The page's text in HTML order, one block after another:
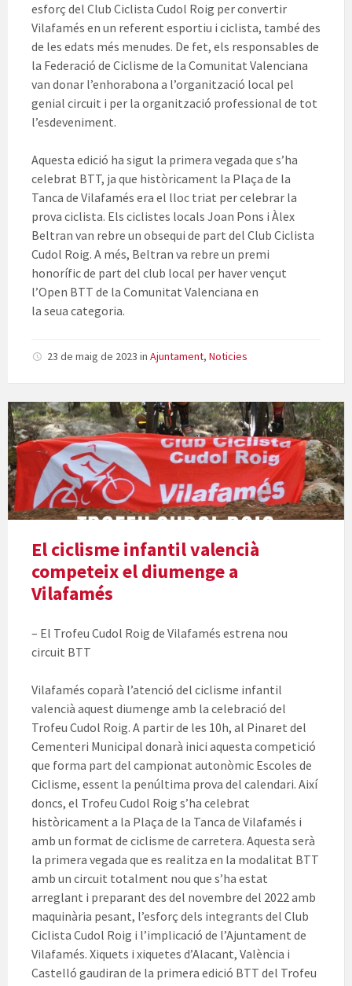
esforç del Club Ciclista Cudol Roig per convertir
Vilafamés en un referent esportiu i ciclista, també des
de les edats més menudes. De fet, els responsables de
la Federació de Ciclisme de la Comunitat Valenciana
van donar l’enhorabona a l’organització local pel
genial circuit i per la organització professional de tot
l’esdeveniment.
Aquesta edició ha sigut la primera vegada que s’ha
celebrat BTT, ja que històricament la Plaça de la
Tanca de Vilafamés era el lloc triat per celebrar la
prova ciclista. Els ciclistes locals Joan Pons i Àlex
Beltran van rebre un obsequi de part del Club Ciclista
Cudol Roig. A més, Beltran va rebre un premi
honorífic de part del club local per haver vençut
l’Open BTT de la Comunitat Valenciana en
la seua categoria.
23 de maig de 2023 in Ajuntament, Noticies
El ciclisme infantil valencià
competeix el diumenge a
Vilafamés
– El Trofeu Cudol Roig de Vilafamés estrena nou
circuit BTT
Vilafamés coparà l’atenció del ciclisme infantil
valencià aquest diumenge amb la celebració del
Trofeu Cudol Roig. A partir de les 10h, al Pinaret del
Cementeri Municipal donarà inici aquesta competició
que forma part del campionat autonòmic Escoles de
Ciclisme, essent la penúltima prova del calendari. Així
doncs, el Trofeu Cudol Roig s’ha celebrat
històricament a la Plaça de la Tanca de Vilafamés i
amb un format de ciclisme de carretera. Aquesta serà
la primera vegada que es realitza en la modalitat BTT
amb un circuit totalment nou que s’ha estat
arreglant i preparant des del novembre del 2022 amb
maquinària pesant, l’esforç dels integrants del Club
Ciclista Cudol Roig i l’implicació de l’Ajuntament de
Vilafamés. Xiquets i xiquetes d’Alacant, València i
Castelló gaudiran de la primera edició BTT del Trofeu